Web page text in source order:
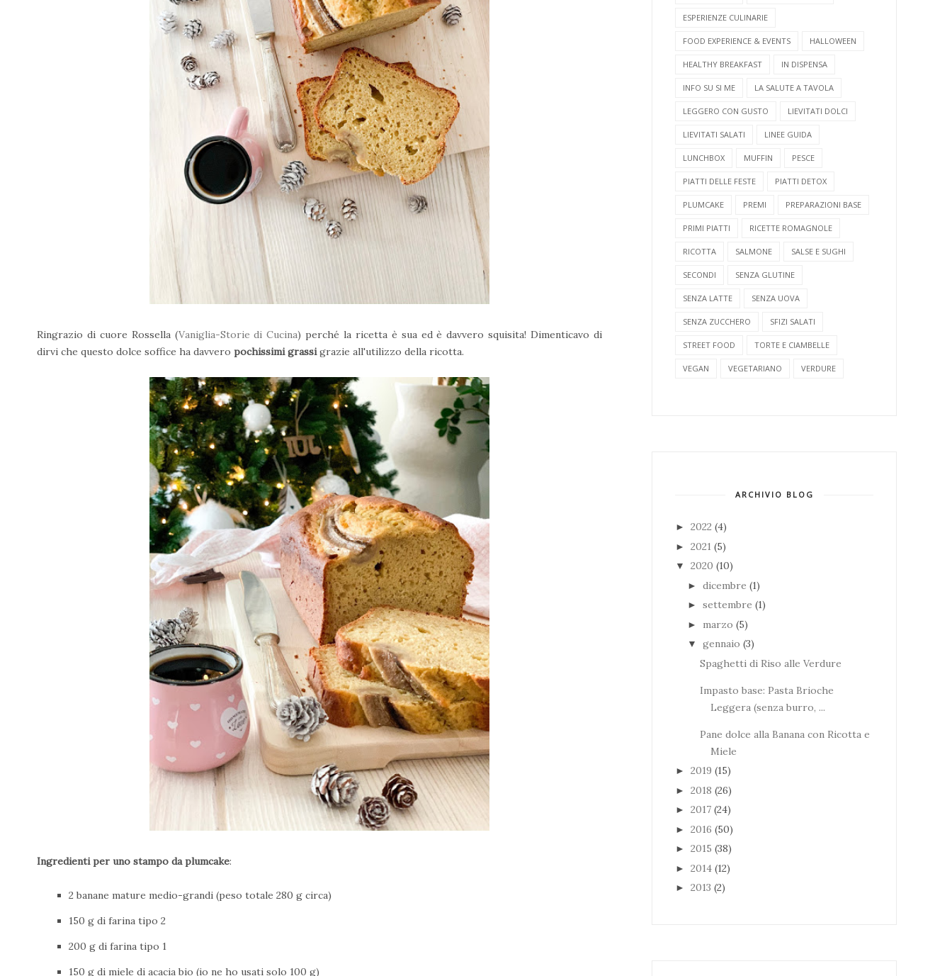
Ringrazio di cuore Rossella (Vaniglia-Storie di Cucina) perché la ricetta è sua ed è davvero squisita! Dimenticavo di
dirvi che questo dolce soffice ha davvero pochissimi grassigrazie all'utilizzo della ricotta.
Ingredienti per uno stampo da plumcake:
2 banane mature medio-grandi (peso totale 280 g circa)
150 g di farina tipo 2
200 g di farina tipo 1
150 g di miele di acacia bio (io ne ho usati solo 100 g)
ESPERIENZE CULINARIE
FOOD EXPERIENCE & EVENTS HALLOWEEN
HEALTHY BREAKFAST IN DISPENSA
INFO SU SI ME LA SALUTE A TAVOLA
LEGGERO CON GUSTO LIEVITATI DOLCI
LIEVITATI SALATI LINEE GUIDA
LUNCHBOX MUFFIN PESCE
PIATTI DELLE FESTE PIATTI DETOX
PLUMCAKE PREMI PREPARAZIONI BASE
PRIMI PIATTI RICETTE ROMAGNOLE
RICOTTA SALMONE SALSE E SUGHI
SECONDI SENZA GLUTINE
SENZA LATTE SENZA UOVA
SENZA ZUCCHERO SFIZI SALATI
STREET FOOD TORTE E CIAMBELLE
VEGAN VEGETARIANO VERDURE
ARCHIVIO BLOG
► 2022 (4)
► 2021 (5)
▼ 2020 (10)
► dicembre (1)
► settembre (1)
► marzo (5)
▼ gennaio (3)
Spaghetti di Riso alle Verdure
Impasto base: Pasta Brioche
Leggera (senza burro, ...
Pane dolce alla Banana con Ricotta e
Miele
► 2019 (15)
► 2018 (26)
► 2017 (24)
► 2016 (50)
► 2015 (38)
► 2014 (12)
► 2013 (2)